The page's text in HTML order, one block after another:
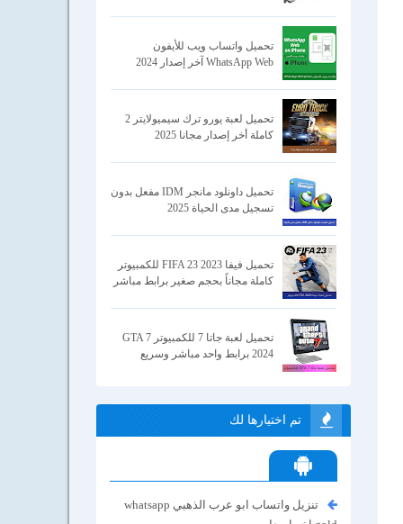
تحميل واتساب ويب للأيفون
WhatsApp Web آخر إصدار 2024
تحميل لعبة يورو ترك سيميولايتر 2
كاملة أخر إصدار مجانا 2025
تحميل داونلود مانجر IDM مفعل بدون
تسجيل مدى الحياة 2025
تحميل فيفا 2023 FIFA 23 للكمبيوتر
كاملة مجاناً بحجم صغير برابط مباشر
تحميل لعبة جاتا 7 للكمبيوتر GTA 7
2024 برابط واحد مباشر وسريع
تم اختيارها لك
تنزيل واتساب ابو عرب الذهبي whatsapp